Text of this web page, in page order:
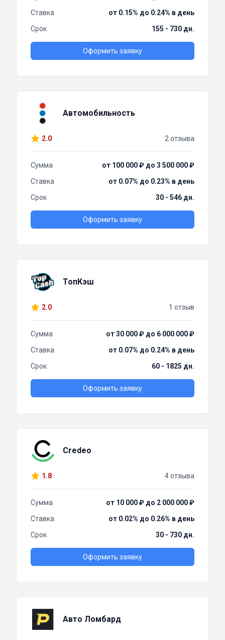
Ставка
от 0.15% до 0.24% в день
Срок
155 - 730 дн.
Оформить заявку
Автомобильность
2.0 2 отзыва
Сумма
от 100 000 ₽ до 3 500 000 ₽
Ставка
от 0.07% до 0.23% в день
Срок
30 - 546 дн.
Оформить заявку
ТопКэш
2.0 1 отзыв
Сумма
от 30 000 ₽ до 6 000 000 ₽
Ставка
от 0.07% до 0.24% в день
Срок
60 - 1825 дн.
Оформить заявку
Credeo
1.8 4 отзыва
Сумма
от 10 000 ₽ до 2 000 000 ₽
Ставка
от 0.02% до 0.26% в день
Срок
30 - 730 дн.
Оформить заявку
Авто Ломбард